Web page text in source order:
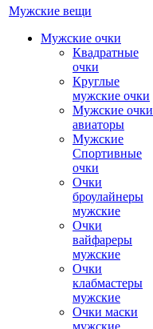
Мужские вещи
Мужские очки
Квадратные
очки
Круглые
мужские очки
Мужские очки
авиаторы
Мужские
Спортивные
очки
Очки
броулайнеры
мужские
Очки
вайфареры
мужские
Очки
клабмастеры
мужские
Очки маски
мужские